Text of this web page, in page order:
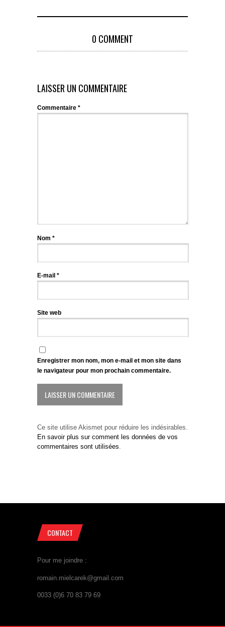
0 COMMENT
LAISSER UN COMMENTAIRE
Commentaire *
Nom *
E-mail *
Site web
Enregistrer mon nom, mon e-mail et mon site dans
le navigateur pour mon prochain commentaire.
Ce site utilise Akismet pour réduire les indésirables.
En savoir plus sur comment les données de vos
commentaires sont utilisées.
CONTACT
Pour me joindre :
romain.mielcarek@gmail.com
0033 (0)6 70 83 79 69